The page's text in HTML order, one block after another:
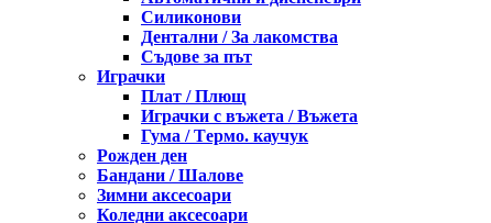
Силиконови
Дентални / За лакомства
Съдове за път
Играчки
Плат / Плющ
Играчки с въжета / Въжета
Гума / Тeрмо. каучук
Рожден ден
Бандани / Шалове
Зимни аксесоари
Коледни аксесоари